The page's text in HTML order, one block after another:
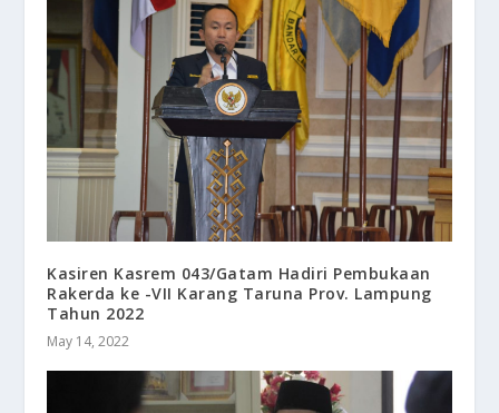
Kasiren Kasrem 043/Gatam Hadiri Pembukaan
Rakerda ke -VII Karang Taruna Prov. Lampung
Tahun 2022
May 14, 2022